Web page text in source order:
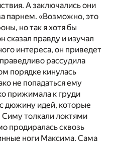
А заключались они
парнем. «Возможно, это
но так я хотя бы
сказал правду и изучал
интереса, он приведет
рассудила
порядке кинулась
не попадаться ему
прижимала к груди
дюжину идей, которые
Симу толкали локтями
продиралась сквозь
ноги Максима. Сама